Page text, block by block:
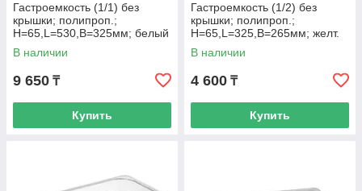
Гастроемкость (1/1) без
крышки; полипроп.;
H=65,L=530,B=325мм; белый
В наличии
9 650 ₸
Купить
Гастроемкость (1/2) без
крышки; полипроп.;
H=65,L=325,B=265мм; желт.
В наличии
4 600 ₸
Купить